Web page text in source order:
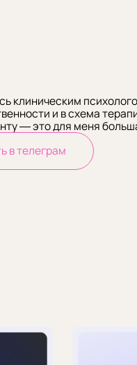
клиническим
и в схема
— это для меня
в телеграм